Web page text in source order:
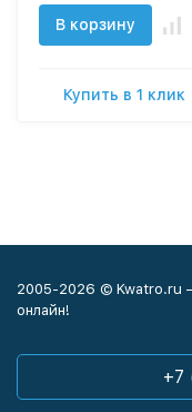
В корзину
Купить в 1 клик
2005-2026 © Kwatro.ru
онлайн!
+7